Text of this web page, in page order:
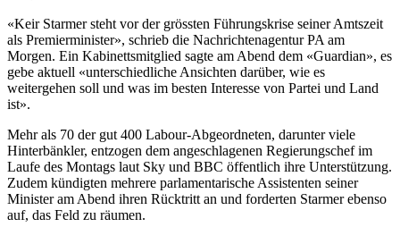
«Keir Starmer steht vor der grössten Führungskrise seiner Amtszeit
als Premierminister», schrieb die Nachrichtenagentur PA am
Morgen. Ein Kabinettsmitglied sagte am Abend dem «Guardian», es
gebe aktuell «unterschiedliche Ansichten darüber, wie es
weitergehen soll und was im besten Interesse von Partei und Land
ist».
Mehr als 70 der gut 400 Labour-Abgeordneten, darunter viele
Hinterbänkler, entzogen dem angeschlagenen Regierungschef im
Laufe des Montags laut Sky und BBC öffentlich ihre Unterstützung.
Zudem kündigten mehrere parlamentarische Assistenten seiner
Minister am Abend ihren Rücktritt an und forderten Starmer ebenso
auf, das Feld zu räumen.